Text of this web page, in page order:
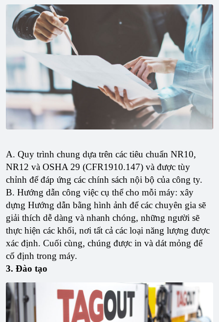
A. Quy trình chung dựa trên các tiêu chuẩn NR10,
NR12 và OSHA 29 (CFR1910.147) và được tùy
chỉnh để đáp ứng các chính sách nội bộ của công ty.
B. Hướng dẫn công việc cụ thể cho mỗi máy: xây
dựng Hướng dẫn bằng hình ảnh để các chuyên gia sẽ
giải thích dễ dàng và nhanh chóng, những người sẽ
thực hiện các khối, nơi tất cả các loại năng lượng được
xác định. Cuối cùng, chúng được in và dát mỏng để
cố định trong máy.
3. Đào tạo